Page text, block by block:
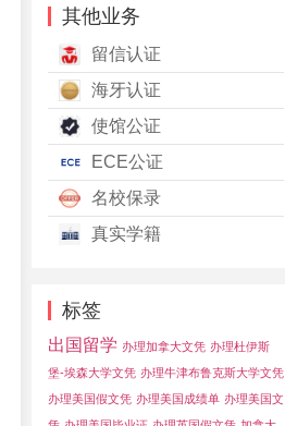
其他业务
留信认证
海牙认证
使馆公证
ECE公证
名校保录
真实学籍
标签
出国留学 办理加拿大文凭 办理杜伊斯
堡-埃森大学文凭 办理牛津布鲁克斯大学文凭
办理美国假文凭 办理美国成绩单 办理美国文